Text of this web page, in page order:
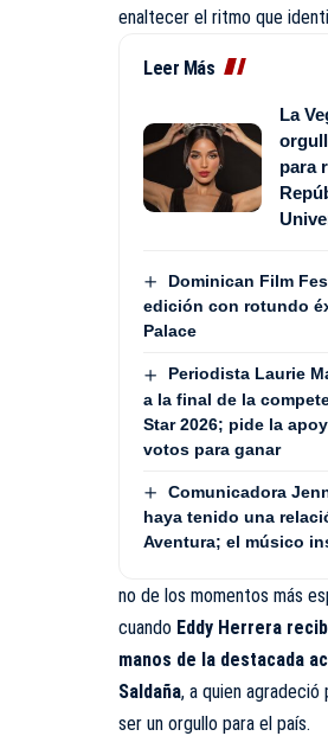
enaltecer el ritmo que
Leer Más
La
para
Dominican Film
edición con rotundo
Palace
Periodista Laurie
a la final de la
Star 2026; pide la
votos para ganar
Comunicadora
haya tenido una
Aventura; el músico
no de los momentos más
cuando Eddy Herrera
manos de la destacada
Saldaña, a quien
ser un orgullo para el país.